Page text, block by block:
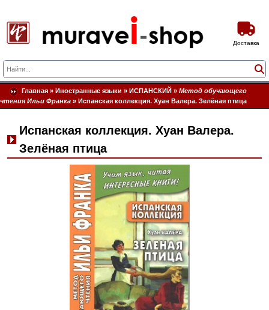
Доставка
Главная » Иностранные языки » ИСПАНСКИЙ » Метод обучающего
чтения Ильи Франка » Испанская коллекция. Хуан Валера. Зелёная птица
Испанская коллекция. Хуан Валера.
Зелёная птица